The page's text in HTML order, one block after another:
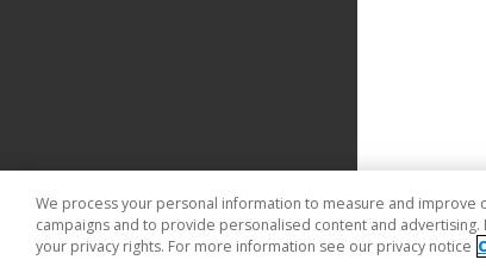
We process your personal information to measure and improve
campaigns and to provide personalised content and
your privacy rights. For more information see our privacy notice